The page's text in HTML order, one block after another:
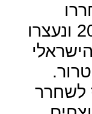
ב"עסקת שליט" ב-2011 ונעצרו
לשחרר